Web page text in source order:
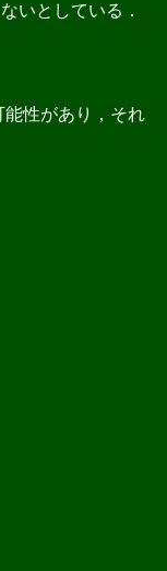
いとしている．
性があり，それ